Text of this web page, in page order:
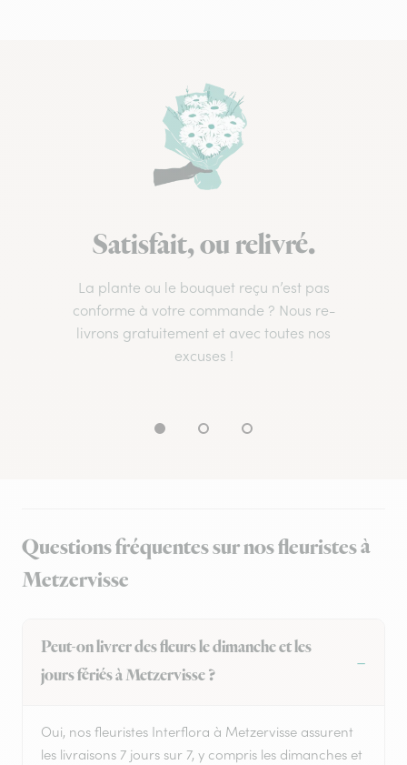
Satisfait, ou relivré.
La plante ou le bouquet reçu n’est pas
conforme à votre commande ? Nous re-
livrons gratuitement et avec toutes nos
excuses !
Questions fréquentes sur nos fleuristes à
Metzervisse
Peut-on livrer des fleurs le dimanche et les
jours fériés à Metzervisse ?
Oui, nos fleuristes Interflora à Metzervisse assurent
les livraisons 7 jours sur 7, y compris les dimanches et